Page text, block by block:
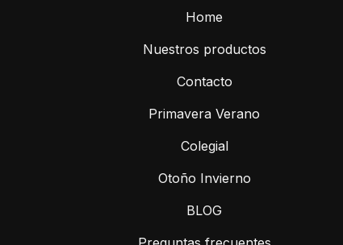
Home
Nuestros productos
Contacto
Primavera Verano
Colegial
Otoño Invierno
BLOG